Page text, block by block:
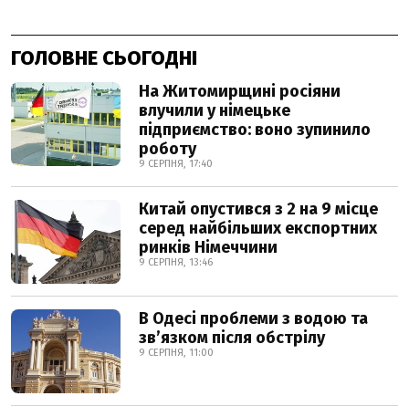
ГОЛОВНЕ СЬОГОДНІ
На Житомирщині росіяни
влучили у німецьке
підприємство: воно зупинило
роботу
9 СЕРПНЯ, 17:40
Китай опустився з 2 на 9 місце
серед найбільших експортних
ринків Німеччини
9 СЕРПНЯ, 13:46
В Одесі проблеми з водою та
звʼязком після обстрілу
9 СЕРПНЯ, 11:00